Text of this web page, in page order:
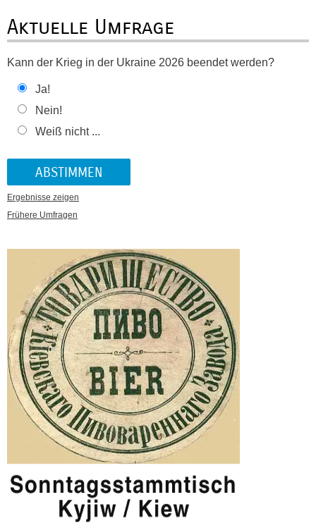
Aktuelle Umfrage
Kann der Krieg in der Ukraine 2026 beendet werden?
Ja!
Nein!
Weiß nicht ...
Ergebnisse zeigen
Frühere Umfragen